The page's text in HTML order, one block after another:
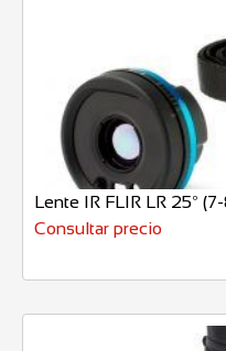
Lente IR FLIR LR 25º
Consultar precio